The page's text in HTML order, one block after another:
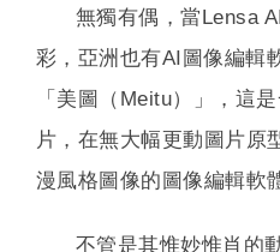
無獨有偶，當Lensa
彩，亞洲也有AI圖像編輯
「美圖（Meitu）」，這
片，在無大幅更動圖片原
漫風格圖像的圖像編輯軟
不管是其惟妙惟肖的